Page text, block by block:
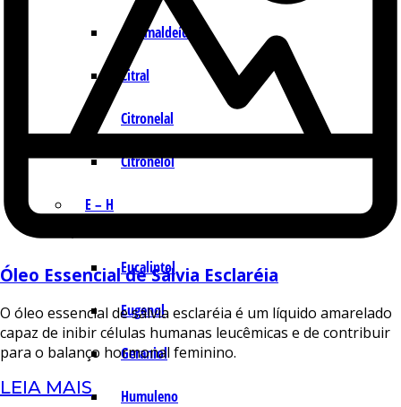
Cinamaldeído
Citral
Citronelal
Citronelol
E – H
Eucaliptol
Eugenol
Geraniol
Humuleno
Óleo Essencial de Sálvia Esclaréia
O óleo essencial de sálvia esclaréia é um líquido amarelado
capaz de inibir células humanas leucêmicas e de contribuir
para o balanço hormonal feminino.
LEIA MAIS